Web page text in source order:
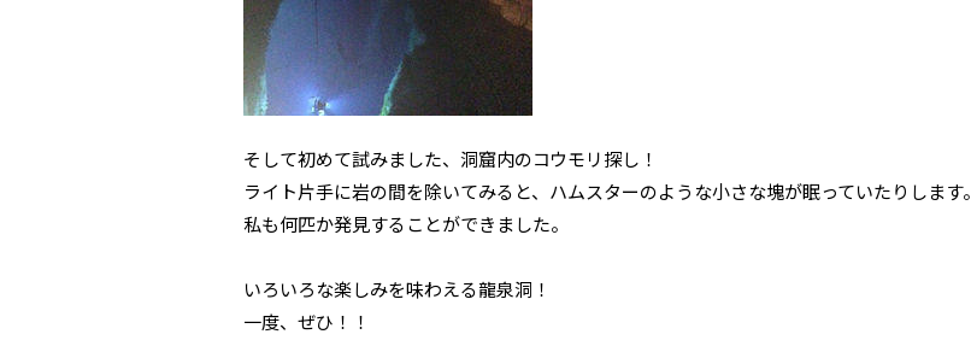
そして初めて試みました、洞窟内のコウモリ探し！
ライト片手に岩の間を除いてみると、ハムスターのような小さな塊が眠っていたりします。
私も何匹か発見することができました。
いろいろな楽しみを味わえる龍泉洞！
一度、ぜひ！！